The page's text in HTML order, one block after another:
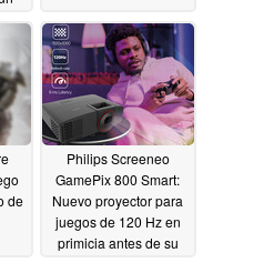
de
Philips Screeneo
GamePix 800 Smart:
Nuevo proyector para
juegos de 120 Hz en
primicia antes de su